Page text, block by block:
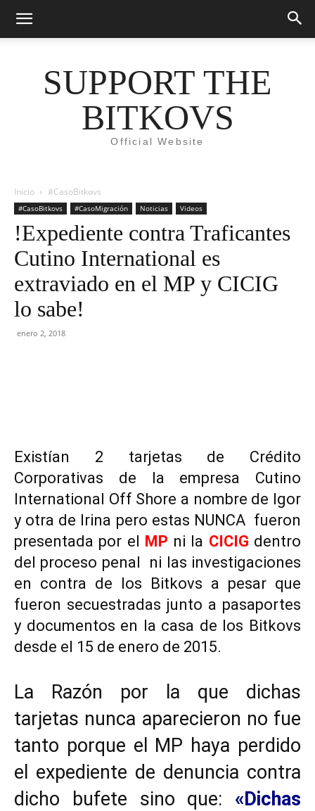
SUPPORT THE
BITKOVS
Official Website
Inicio #CasoBitkovs
#CasoBitkovs #CasoMigración Noticias Videos
!Expediente contra Traficantes
Cutino International es
extraviado en el MP y CICIG
lo sabe!
enero 2, 2018
Existían 2 tarjetas de Crédito
Corporativas de la empresa Cutino
International Off Shore a nombre de Igor
y otra de Irina pero estas NUNCA fueron
presentada por el MP ni la CICIG dentro
del proceso penal ni las investigaciones
en contra de los Bitkovs a pesar que
fueron secuestradas junto a pasaportes
y documentos en la casa de los Bitkovs
desde el 15 de enero de 2015.
La Razón por la que dichas
tarjetas nunca aparecieron no fue
tanto porque el MP haya perdido
el expediente de denuncia contra
dicho bufete sino que: «Dichas